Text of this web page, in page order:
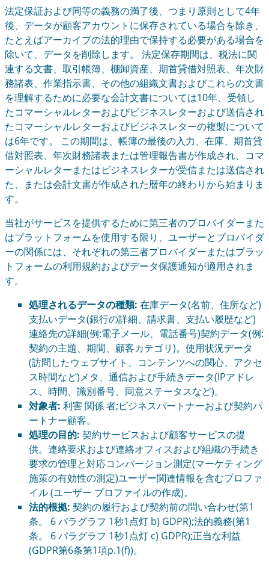
法定保証および同等の義務の満了後、つまり原則として4年
後、データが顧客アカウントに保存されている場合を除き、
たとえばアーカイブの法的理由で保持する必要がある場合を
除いて、データを削除します。 法定保存期間は、税法に関
連する文書、取引帳簿、棚卸資産、期首貸借対照表、年次財
務諸表、作業指示書、その他の組織文書およびこれらの文書
を理解するために必要な会計文書については10年、受領し
たコマーシャルレターおよびビジネスレターおよび送信され
たコマーシャルレターおよびビジネスレターの複製について
は6年です。 この期間は、帳簿の最後の入力、在庫、期首貸
借対照表、年次財務諸表または管理報告書が作成され、コマ
ーシャルレターまたはビジネスレターが受信または送信され
た、または会計文書が作成された暦年の終わりから始まりま
す。
当社がサービスを提供するために第三者のプロバイダーまた
はプラットフォームを使用する限り、ユーザーとプロバイダ
ーの関係には、それぞれの第三者プロバイダーまたはプラッ
トフォームの利用規約およびデータ保護通知が適用されま
す。
処理されるデータの種類: 在庫データ(名前、住所など)
支払いデータ(銀行の詳細、請求書、支払い履歴など)
連絡先の詳細(例:電子メール、電話番号)契約データ(例:
契約の主題、期間、顧客カテゴリ)。使用状況データ
(訪問したウェブサイト、コンテンツへの関心、アクセ
ス時間など)メタ、通信および手続きデータ(IPアドレ
ス、時間、識別番号、同意ステータスなど)。
対象者: 利害 関係 者;ビジネスパートナーおよび契約パ
ートナー顧客。
処理の目的: 契約サービスおよび顧客サービスの提
供。連絡要求および連絡オフィスおよび組織の手続き
要求の管理と対応コンバージョン測定(マーケティング
施策の有効性の測定)ユーザー関連情報を含むプロファ
イル (ユーザー プロファイルの作成)。
法的根拠: 契約の履行および契約前の問い合わせ(第1
条。 6 パラグラフ 1秒1点灯 b) GDPR);法的義務(第1
条。 6 パラグラフ 1秒1点灯 c) GDPR);正当な利益
(GDPR第6条第1項p.1(f))。